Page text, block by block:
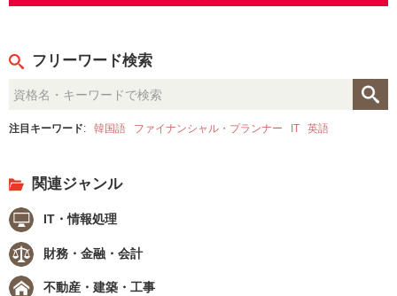
フリーワード検索
注目キーワード: 韓国語 ファイナンシャル・プランナー IT 英語
関連ジャンル
IT・情報処理
財務・金融・会計
不動産・建築・工事